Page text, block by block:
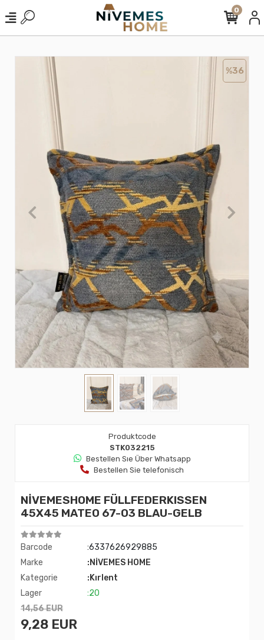
0
%36
Produktcode
STK032215
Bestellen Sıe Über Whatsapp
Bestellen Sie telefonisch
NİVEMESHOME FÜLLFEDERKISSEN
45X45 MATEO 67-03 BLAU-GELB
Barcode
:6337626929885
Marke
:NİVEMES HOME
Kategorie
:Kırlent
Lager
:20
14,56 EUR
9,28 EUR